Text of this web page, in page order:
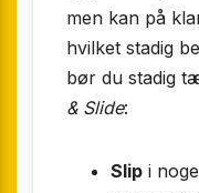
men kan på
hvilket stadig
bør du stadig
& Slide:
Slip i